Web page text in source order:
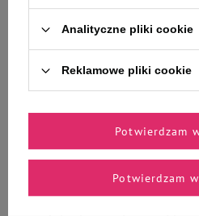
Część badaczy uważa, że
wykorzystaniem narządu
zapamiętywane na całe życie.
dochodzi do zmian
komunikacja zapachowa
Zapachy w ludzkim
Analityczne pliki cookie
Reklamowe pliki cookie
Potwierdzam
Potwierdzam